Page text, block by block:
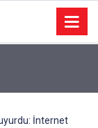
İnternet